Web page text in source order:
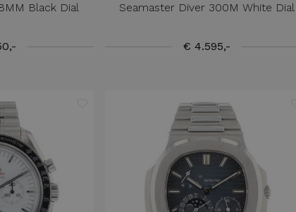
Black Dial
Seamaster Diver 300M White Dial
€ 4.595,-